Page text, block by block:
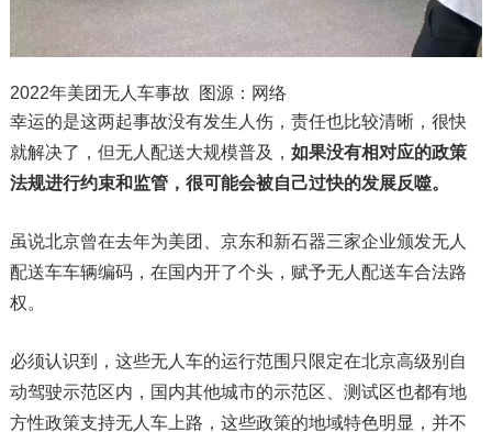
2022年美团无人车事故 图源：网络
幸运的是这两起事故没有发生人伤，责任也比较清晰，很快
就解决了，但无人配送大规模普及， 如果没有相对应的政策
法规进行约束和监管，很可能会被自己过快的发展反噬。
虽说北京曾在去年为美团、京东和新石器三家企业颁发无人
配送车车辆编码，在国内开了个头，赋予无人配送车合法路
权。
必须认识到，这些无人车的运行范围只限定在北京高级别自
动驾驶示范区内，国内其他城市的示范区、测试区也都有地
方性政策支持无人车上路，这些政策的地域特色明显，并不